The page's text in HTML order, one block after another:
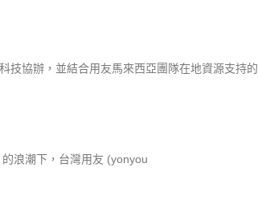
技協辦，並結合用友馬來西亞團隊在地資源支持的
浪潮下，台灣用友 (yonyou